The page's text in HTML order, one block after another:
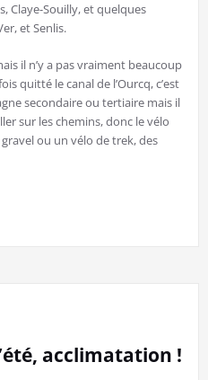
Claye-Souilly, et quelques
et Senlis.
il n’y a pas vraiment beaucoup
quitté le canal de l’Ourcq, c’est
secondaire ou tertiaire mais il
sur les chemins, donc le vélo
ou un vélo de trek, des
acclimatation !